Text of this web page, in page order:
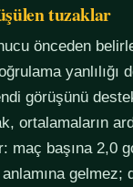
tuzaklar
önceden
yanlılığı
görüşünü
ortalamaların
maç başına 2,0
anlamına